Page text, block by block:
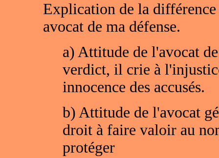
Explication de la
avocat de ma défense.
a) Attitude de l'avocat
verdict, il crie à
innocence des accusés.
b) Attitude de l'avocat
droit à faire valoir au
protéger